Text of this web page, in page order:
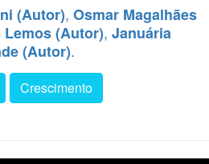
(Autor), Osmar Magalhães
(Autor), Januária
(Autor).
Crescimento